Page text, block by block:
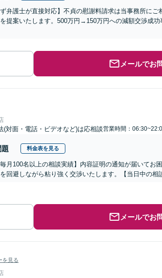
弁護士が直接対応】不貞の慰謝料請求は当事務所にご
提案いたします。500万円→150万円への減額交渉成
メールでお
(対面・電話・ビデオなど)は応相談営業時間：
料金表を見る
月100名以上の相談実績】内容証明の通知が届いてお
回避しながら粘り強く交渉いたします。【当日中の相
メールでお
を見る